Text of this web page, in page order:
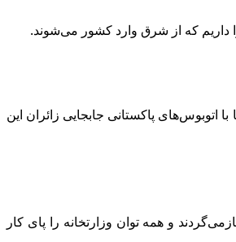
داریم که از شرق وارد کشور می‌شوند.
اتوبوس‌های پاکستانی جابجایی زائران این
تمرکز را روی عملیات برگشت زائران داشته باشد، اضافه کرد: زائران اربعین طی ۳ روز به کشور بازمی‌گردند و همه توان وزارتخانه را پای کار